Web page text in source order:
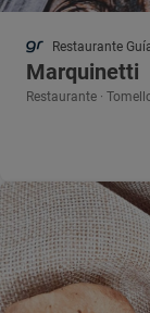
Restaurante
Marquinetti
Restaurante ·